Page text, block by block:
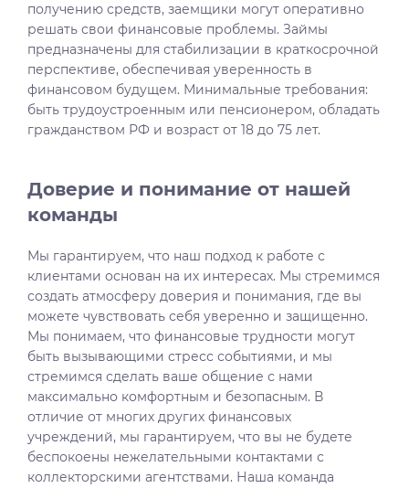
получению средств, заемщики могут оперативно
решать свои финансовые проблемы. Займы
предназначены для стабилизации в краткосрочной
перспективе, обеспечивая уверенность в
финансовом будущем. Минимальные требования:
быть трудоустроенным или пенсионером, обладать
гражданством РФ и возраст от 18 до 75 лет.
Доверие и понимание от нашей
команды
Мы гарантируем, что наш подход к работе с
клиентами основан на их интересах. Мы стремимся
создать атмосферу доверия и понимания, где вы
можете чувствовать себя уверенно и защищенно.
Мы понимаем, что финансовые трудности могут
быть вызывающими стресс событиями, и мы
стремимся сделать ваше общение с нами
максимально комфортным и безопасным. В
отличие от многих других финансовых
учреждений, мы гарантируем, что вы не будете
беспокоены нежелательными контактами с
коллекторскими агентствами. Наша команда